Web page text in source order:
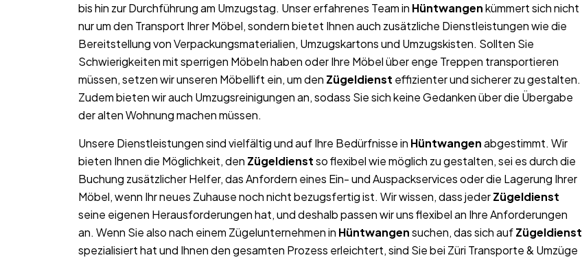
bis hin zur Durchführung am Umzugstag. Unser erfahrenes Team in Hüntwangenkümmert sich nicht
nur um den Transport Ihrer Möbel, sondern bietet Ihnen auch zusätzliche Dienstleistungen wie die
Bereitstellung von Verpackungsmaterialien, Umzugskartons und Umzugskisten. Sollten Sie
Schwierigkeiten mit sperrigen Möbeln haben oder Ihre Möbel über enge Treppen transportieren
müssen, setzen wir unseren Möbellift ein, um den Zügeldienst effizienter und sicherer zu gestalten.
Zudem bieten wir auch Umzugsreinigungen an, sodass Sie sich keine Gedanken über die Übergabe
der alten Wohnung machen müssen.
Unsere Dienstleistungen sind vielfältig und auf Ihre Bedürfnisse in Hüntwangenabgestimmt. Wir
bieten Ihnen die Möglichkeit, den Zügeldienstso flexibel wie möglich zu gestalten, sei es durch die
Buchung zusätzlicher Helfer, das Anfordern eines Ein- und Auspackservices oder die Lagerung Ihrer
Möbel, wenn Ihr neues Zuhause noch nicht bezugsfertig ist. Wir wissen, dass jederZügeldienst
seine eigenen Herausforderungen hat, und deshalb passen wir uns flexibel an Ihre Anforderungen
an. Wenn Sie also nach einem Zügelunternehmen in Hüntwangensuchen, das sich aufZügeldienst
spezialisiert hat und Ihnen den gesamten Prozess erleichtert, sind Sie bei Züri Transporte & Umzüge